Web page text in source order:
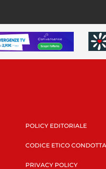
POLICY EDITORIALE
CODICE ETICO CONDOTTA
PRIVACY POLICY